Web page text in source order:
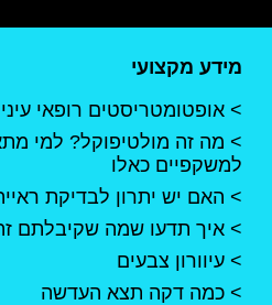
מידע מקצועי
אופטומטריסטים רופאי
מה זה מולטיפוקל? למי
למשקפיים כאלו
האם יש יתרון לבדיקת
איך תדעו שמה שקיבלתם
עיוורון צבעים
כמה דקה תצא העדשה